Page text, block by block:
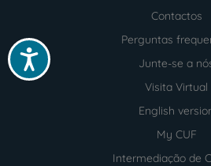
Acessibilidade
Contactos
Perguntas
Junte-se a
Visita Virtual
English
My CUF
Intermediação de